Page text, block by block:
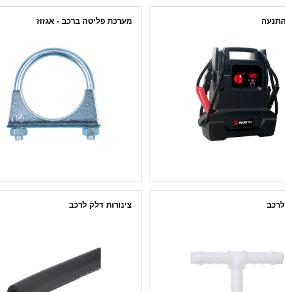
מערכת פליטה ברכב - אגזוז
לרכב צינורות דלק לרכב
צינור עודפים שקוף